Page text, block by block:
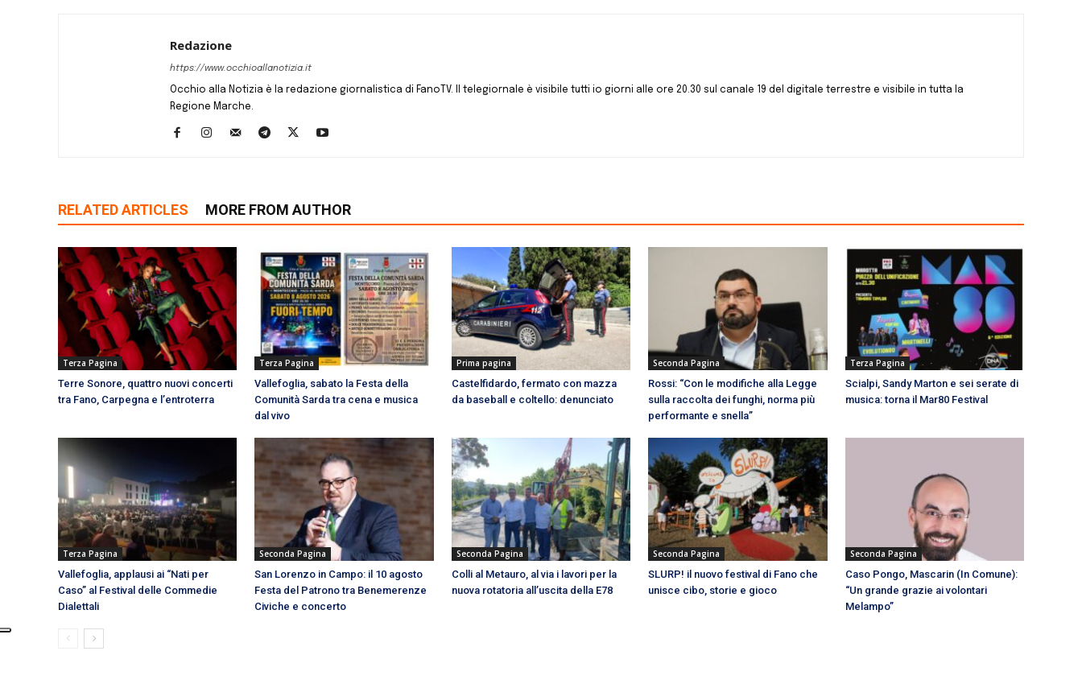
Redazione
https://www.occhioallanotizia.it
Occhio alla Notizia è la redazione giornalistica di FanoTV. Il telegiornale è visibile tutti io giorni alle ore 20.30 sul canale 19 del digitale terrestre e visibile in tutta la
Regione Marche.
RELATED ARTICLES MORE FROM AUTHOR
Terza Pagina
Terre Sonore, quattro nuovi concerti
tra Fano, Carpegna e l’entroterra
Terza Pagina
Vallefoglia, sabato la Festa della
Comunità Sarda tra cena e musica
dal vivo
Prima pagina
Castelfidardo, fermato con mazza
da baseball e coltello: denunciato
Seconda Pagina
Rossi: “Con le modifiche alla Legge
sulla raccolta dei funghi, norma più
performante e snella”
Terza Pagina
Scialpi, Sandy Marton e sei serate di
musica: torna il Mar80 Festival
Terza Pagina
Vallefoglia, applausi ai “Nati per
Caso” al Festival delle Commedie
Dialettali
Seconda Pagina
San Lorenzo in Campo: il 10 agosto
Festa del Patrono tra Benemerenze
Civiche e concerto
Seconda Pagina
Colli al Metauro, al via i lavori per la
nuova rotatoria all’uscita della E78
Seconda Pagina
SLURP! il nuovo festival di Fano che
unisce cibo, storie e gioco
Seconda Pagina
Caso Pongo, Mascarin (In Comune):
“Un grande grazie ai volontari
Melampo”